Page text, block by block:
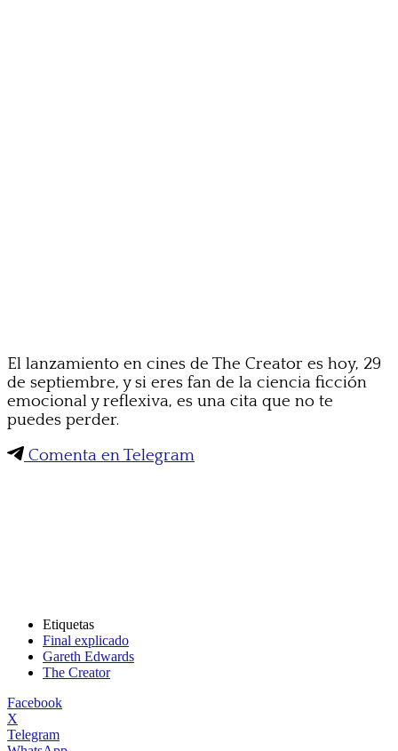
El lanzamiento en cines de The Creator es hoy, 29
de septiembre, y si eres fan de la ciencia ficción
emocional y reflexiva, es una cita que no te
puedes perder.
Comenta en Telegram
Etiquetas
Final explicado
Gareth Edwards
The Creator
Facebook
X
Telegram